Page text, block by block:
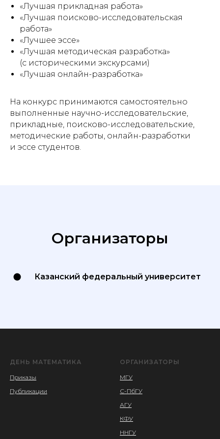
«Лучшая прикладная работа»
«Лучшая поисково-исследовательская
работа»
«Лучшее эссе»
«Лучшая методическая разработка»
(с историческими экскурсами)
«Лучшая онлайн-разработка»
На конкурс принимаются самостоятельно
выполненные научно-исследовательские,
прикладные, поисково-исследовательские,
методические работы, онлайн-разработки
и эссе студентов.
Организаторы
Казанский федеральный университет
ДЕНЬ МАТЕМАТИКА
Приказы
Публикации
ОРГАНИЗАТОРЫ
МГУ
С-ПбГУ
АГУ
КФУ
ННГУ